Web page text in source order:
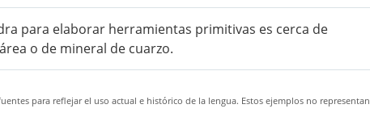
para elaborar herramientas primitivas es cerca de
o de mineral de cuarzo.
para reflejar el uso actual e histórico de la lengua. Estos ejemplos no representan